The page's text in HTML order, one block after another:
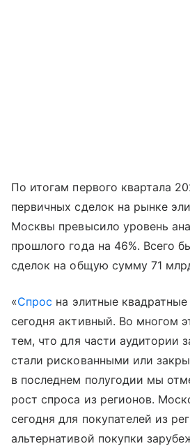
По итогам первого квартала
первичных сделок на рынке
Москвы превысило уровень
прошлого года на 46%. Всего
сделок на общую сумму 71
«Спрос на элитные
сегодня активный. Во многом
тем, что для части аудитории
стали рискованными или
в последнем полугодии мы
рост спроса из регионов.
сегодня для покупателей из
альтернативой покупки